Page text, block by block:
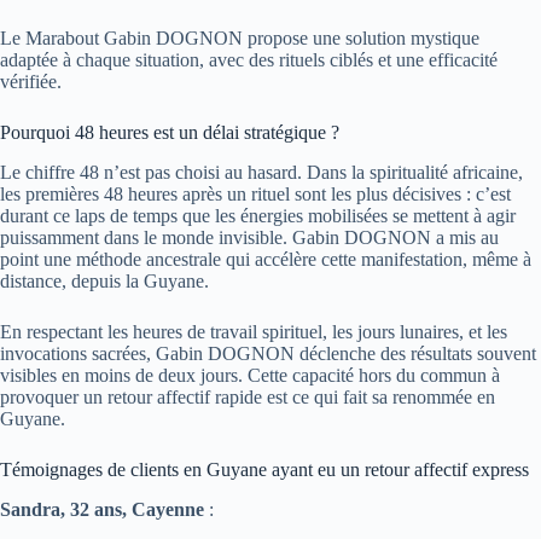
Le Marabout Gabin DOGNON propose une solution mystique
adaptée à chaque situation, avec des rituels ciblés et une efficacité
vérifiée.
Pourquoi 48 heures est un délai stratégique ?
Le chiffre 48 n’est pas choisi au hasard. Dans la spiritualité africaine,
les premières 48 heures après un rituel sont les plus décisives : c’est
durant ce laps de temps que les énergies mobilisées se mettent à agir
puissamment dans le monde invisible. Gabin DOGNON a mis au
point une méthode ancestrale qui accélère cette manifestation, même à
distance, depuis la Guyane.
En respectant les heures de travail spirituel, les jours lunaires, et les
invocations sacrées, Gabin DOGNON déclenche des résultats souvent
visibles en moins de deux jours. Cette capacité hors du commun à
provoquer un retour affectif rapide est ce qui fait sa renommée en
Guyane.
Témoignages de clients en Guyane ayant eu un retour affectif express
Sandra, 32 ans, Cayenne :